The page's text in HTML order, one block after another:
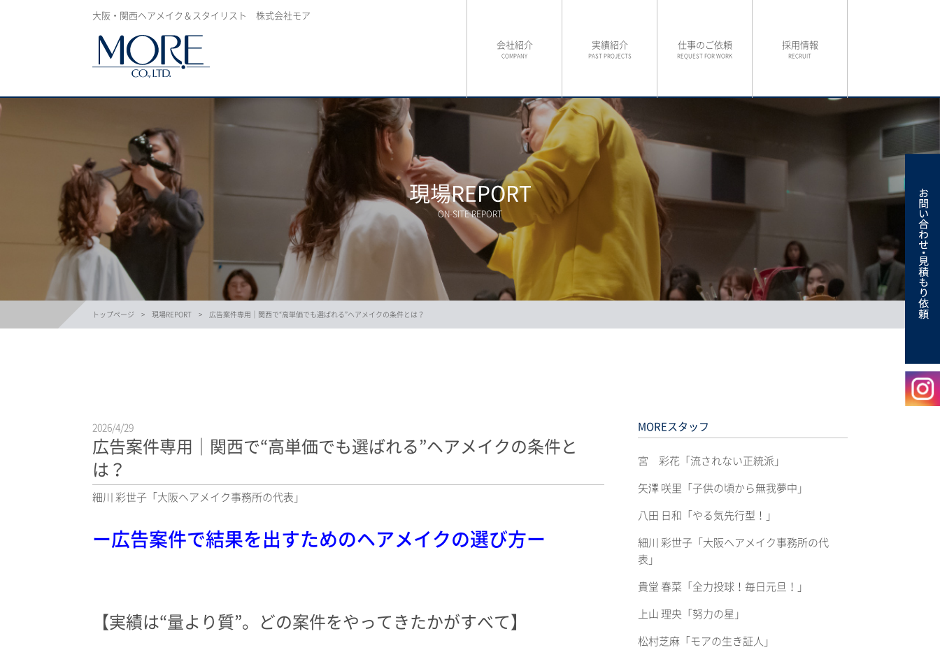
大阪・関西ヘアメイク＆スタイリスト 株式会社モア
会社紹介
COMPANY
実績紹介
PAST PROJECTS
仕事のご依頼
REQUEST FOR WORK
採用情報
RECRUIT
現場REPORT
ON-SITE REPORT
トップページ 現場REPORT 広告案件専用｜関西で“高単価でも選ばれる”ヘアメイクの条件とは？
2026/4/29
広告案件専用｜関西で“高単価でも選ばれる”ヘアメイクの条件と
は？
細川 彩世子「大阪ヘアメイク事務所の代表」
ー広告案件で結果を出すためのヘアメイクの選び方ー
【実績は“量より質”。どの案件をやってきたかがすべて】
MOREスタッフ
宮 彩花「流されない正統派」
矢澤 咲里「子供の頃から無我夢中」
八田 日和「やる気先行型！」
細川 彩世子「大阪ヘアメイク事務所の代
表」
貴堂 春菜「全力投球！毎日元旦！」
上山 理央「努力の星」
松村芝麻「モアの生き証人」